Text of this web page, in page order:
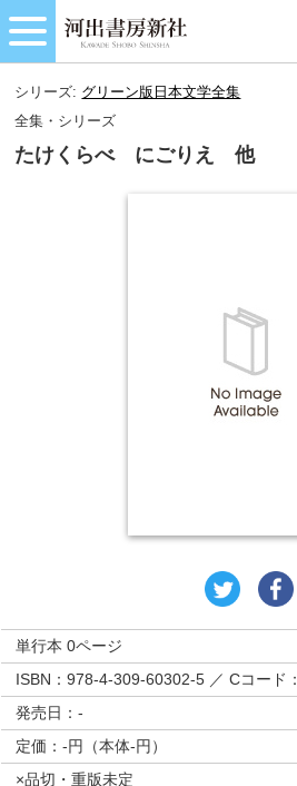
シリーズ: グリーン版日本文学全集
全集・シリーズ
たけくらべ にごりえ 他
単行本 0ページ
ISBN：978-4-309-60302-5 ／ Cコード：
発売日：-
定価：-円（本体-円）
×品切・重版未定